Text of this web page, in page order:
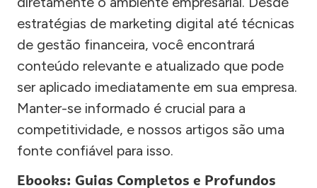
estratégias de marketing digital até técnicas
de gestão financeira, você encontrará
conteúdo relevante e atualizado que pode
ser aplicado imediatamente em sua empresa.
Manter-se informado é crucial para a
competitividade, e nossos artigos são uma
fonte confiável para isso.
Ebooks: Guias Completos e Profundos